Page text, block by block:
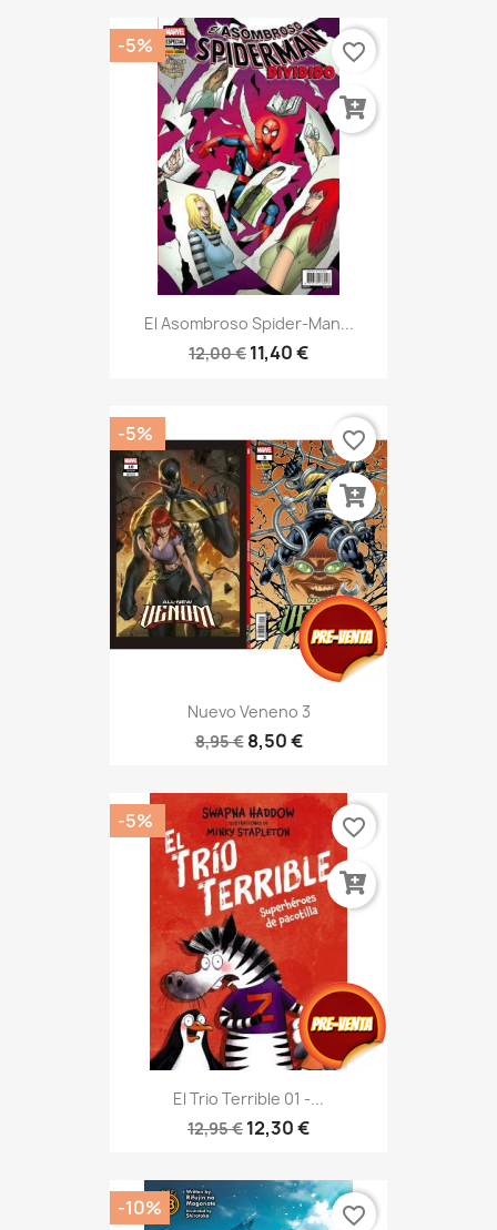
El Asombroso Spider-Man...
12,00 € 11,40 €
-5% favorite_border
Nuevo Veneno 3
8,95 € 8,50 €
-5% favorite_border
El Trio Terrible 01 -...
12,95 € 12,30 €
-5% favorite_border
-10% favorite_border